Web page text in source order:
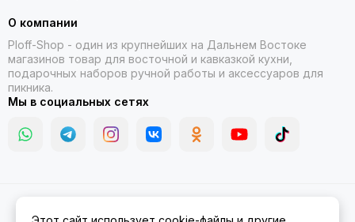
О компании
Ploff-Shop - один из крупнейших на Дальнем Востоке
магазинов товар для восточной и кавказкой кухни,
подарочных наборов ручной работы и аксессуаров для
пикника.
Мы в социальных сетях